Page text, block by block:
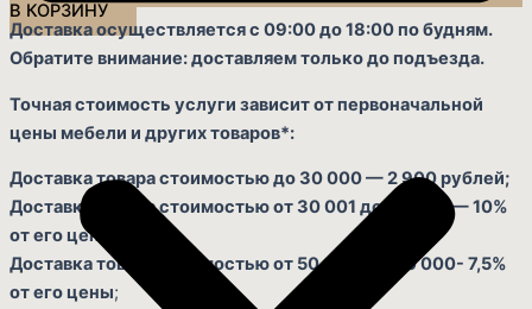
В КОРЗИНУ
Доставка осуществляется с 09:00 до 18:00 по будням.
Обратите внимание: доставляем только до подъезда.
Точная стоимость услуги зависит от первоначальной
цены мебели и других товаров*:
Доставка товара стоимостью до 30 000 — 2 900 рублей;
Доставка товара стоимостью от 30 001 до 50 000 — 10%
от его цены;
Доставка товара стоимостью от 50 001 до 100 000- 7,5%
от его цены;